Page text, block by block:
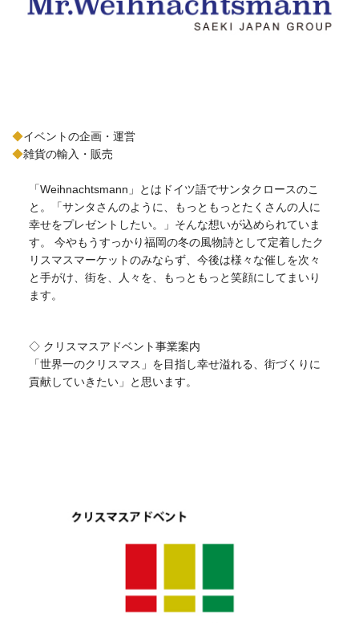
◆イベントの企画・運営
◆雑貨の輸入・販売
「Weihnachtsmann」とはドイツ語でサンタクロースのこ
と。「サンタさんのように、もっともっとたくさんの人に
幸せをプレゼントしたい。」そんな想いが込められていま
す。 今やもうすっかり福岡の冬の風物詩として定着したク
リスマスマーケットのみならず、今後は様々な催しを次々
と手がけ、街を、人々を、もっともっと笑顔にしてまいり
ます。
◇ クリスマスアドベント事業案内
「世界一のクリスマス」を目指し幸せ溢れる、街づくりに
貢献していきたい」と思います。